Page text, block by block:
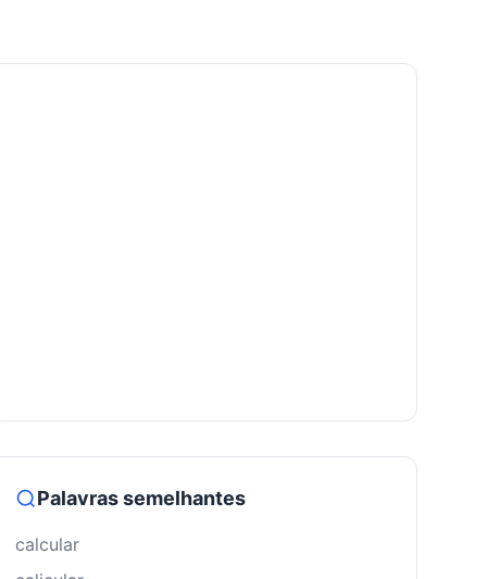
Palavras semelhantes
calcular